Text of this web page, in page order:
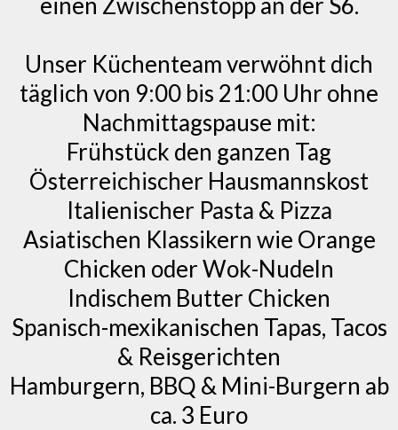
Unser Küchenteam verwöhnt dich
täglich von 9:00 bis 21:00 Uhr ohne
Nachmittagspause mit:
Frühstück den ganzen Tag
Österreichischer Hausmannskost
Italienischer Pasta & Pizza
Asiatischen Klassikern wie Orange
Chicken oder Wok-Nudeln
Indischem Butter Chicken
Spanisch-mexikanischen Tapas, Tacos
& Reisgerichten
Hamburgern, BBQ & Mini-Burgern ab
ca. 3 Euro